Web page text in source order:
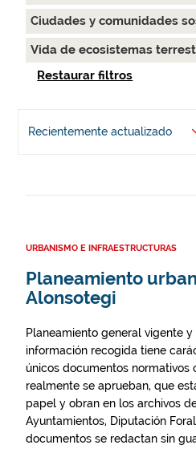
Ciudades y comunidades
Vida de ecosistemas
Restaurar filtros
Recientemente actualizado
URBANISMO E INFRAESTRUCTURAS
Planeamiento
Alonsotegi
Planeamiento general vigente
información recogida tiene
únicos documentos normativos
realmente se aprueban, que
papel y obran en los archivos
Ayuntamientos, Diputación
documentos se redactan sin